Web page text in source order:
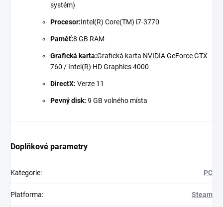
systém)
Procesor:Intel(R) Core(TM) i7-3770
Paměť:8 GB RAM
Grafická karta:Grafická karta NVIDIA GeForce GTX
760 / Intel(R) HD Graphics 4000
DirectX: Verze 11
Pevný disk: 9 GB volného místa
Doplňkové parametry
Kategorie: PC
Platforma: Steam